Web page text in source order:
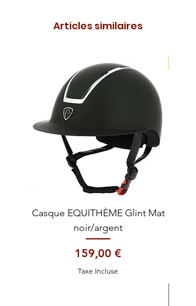
Articles similaires
Casque EQUITHÈME Glint Mat
noir/argent
Prix
159,00 €
Taxe Incluse